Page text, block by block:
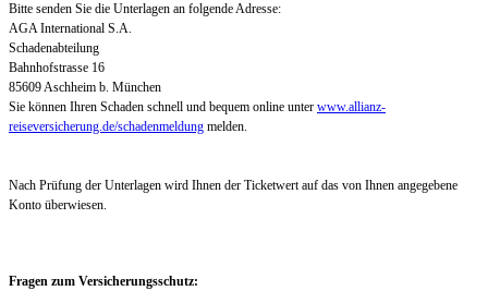
Bitte senden Sie die Unterlagen an folgende Adresse:
AGA International S.A.
Schadenabteilung
Bahnhofstrasse 16
85609 Aschheim b. München
Sie können Ihren Schaden schnell und bequem online unter www.allianz-
reiseversicherung.de/schadenmeldung melden.
Nach Prüfung der Unterlagen wird Ihnen der Ticketwert auf das von Ihnen angegebene
Konto überwiesen.
Fragen zum Versicherungsschutz: